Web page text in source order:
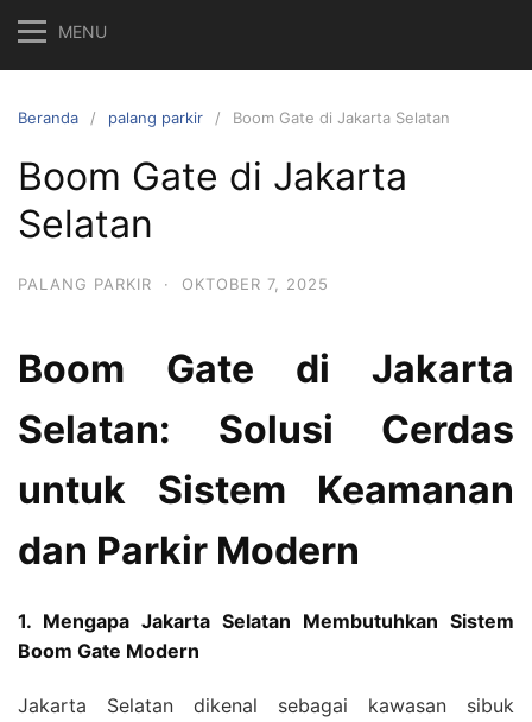
MENU
Beranda palang parkir Boom Gate di Jakarta Selatan
Boom Gate di Jakarta
Selatan
PALANG PARKIR · OKTOBER 7, 2025
Boom Gate di Jakarta
Selatan: Solusi Cerdas
untuk Sistem Keamanan
dan Parkir Modern
1. Mengapa Jakarta Selatan Membutuhkan Sistem
Boom Gate Modern
Jakarta Selatan dikenal sebagai kawasan sibuk